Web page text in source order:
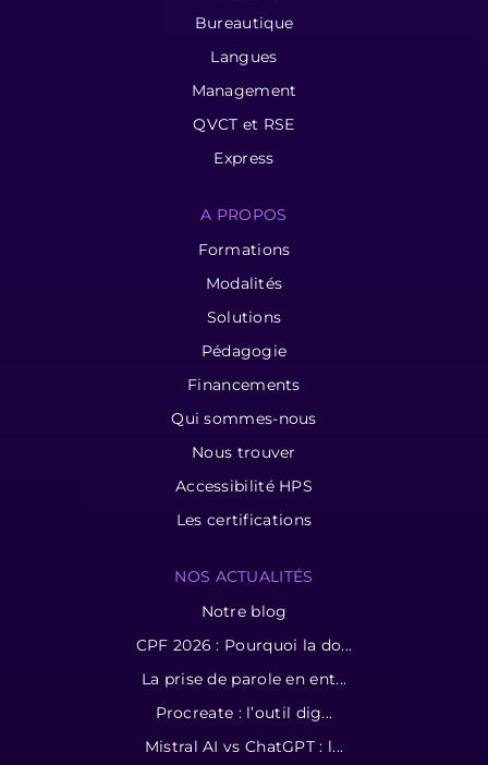
Bureautique
Langues
Management
QVCT et RSE
Express
A PROPOS
Formations
Modalités
Solutions
Pédagogie
Financements
Qui sommes-nous
Nous trouver
Accessibilité HPS
Les certifications
NOS ACTUALITÉS
Notre blog
CPF 2026 : Pourquoi la do...
La prise de parole en ent...
Procreate : l’outil dig...
Mistral AI vs ChatGPT : l...